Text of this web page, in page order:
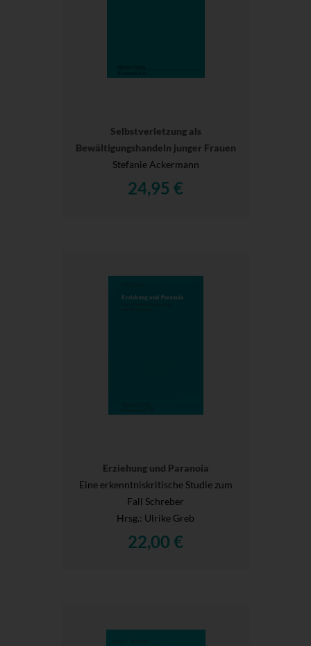
Selbstverletzung als
Bewältigungshandeln junger Frauen
Stefanie Ackermann
24,95 €
Erziehung und Paranoia
Eine erkenntniskritische Studie zum
Fall Schreber
Hrsg.: Ulrike Greb
22,00 €